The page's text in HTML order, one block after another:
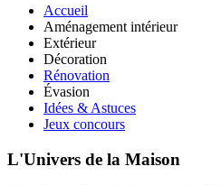
Accueil
Aménagement intérieur
Extérieur
Décoration
Rénovation
Évasion
Idées & Astuces
Jeux concours
L'Univers de la Maison